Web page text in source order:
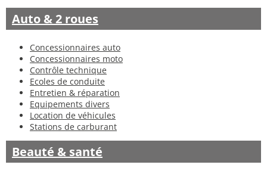
Auto & 2 roues
Concessionnaires auto
Concessionnaires moto
Contrôle technique
Ecoles de conduite
Entretien & réparation
Equipements divers
Location de véhicules
Stations de carburant
Beauté & santé